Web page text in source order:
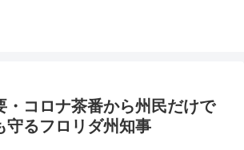
・コロナ茶番から州民だけで
守るフロリダ州知事